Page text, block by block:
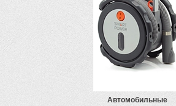
Автомобильные